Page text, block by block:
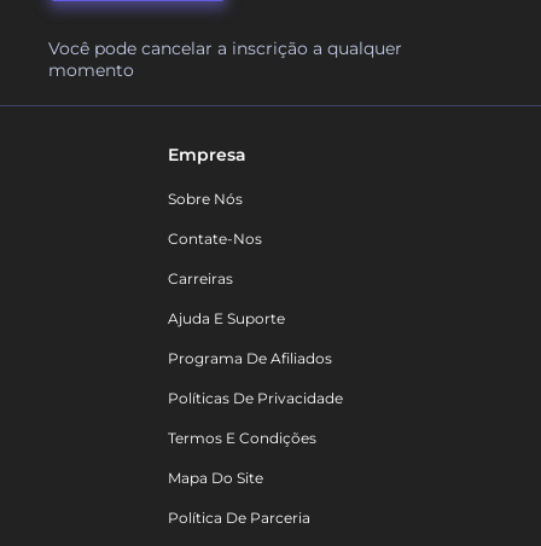
Você pode cancelar a inscrição a qualquer
momento
Empresa
Sobre Nós
Contate-Nos
Carreiras
Ajuda E Suporte
Programa De Afiliados
Políticas De Privacidade
Termos E Condições
Mapa Do Site
Política De Parceria